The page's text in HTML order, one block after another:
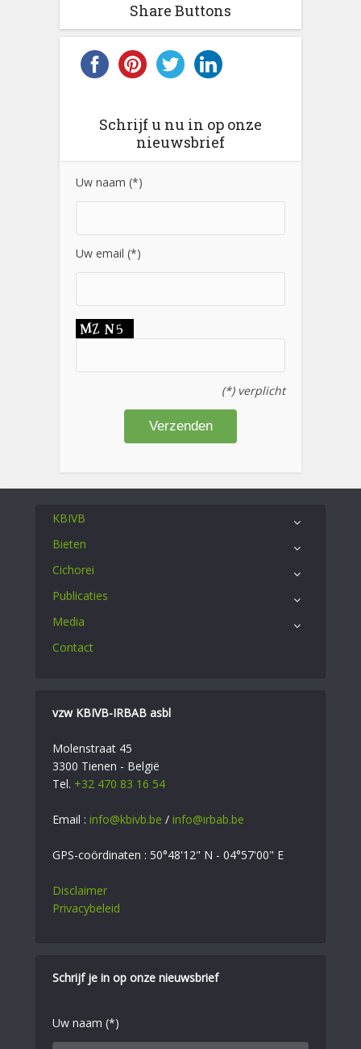
Share Buttons
Schrijf u nu in op onze
nieuwsbrief
Uw naam (*)
Uw email (*)
(*) verplicht
KBIVB
Bieten
Cichorei
Publicaties
Media
Contact
vzw KBIVB-IRBAB asbl
Molenstraat 45
3300 Tienen - België
Tel. +32 470 83 16 54
Email : info@kbivb.be / info@irbab.be
GPS-coördinaten : 50°48'12" N - 04°57'00" E
Disclaimer
Privacybeleid
Schrijf je in op onze nieuwsbrief
Uw naam (*)